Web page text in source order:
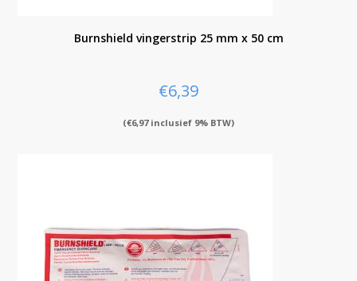
Burnshield vingerstrip 25 mm x 50 cm
€6,39
(€6,97inclusief 9% BTW)